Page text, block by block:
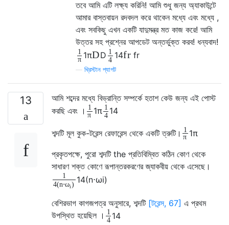
তবে আমি এটি লক্ষ্য করিনি! আমি শুধু জন্য অ্যাকাউন্টে
আমার বাস্তবায়ন রদবদল করে থাকেন মধ্যে এবং মধ্যে ,
এবং সবকিছু এখন একটি যাদুমন্ত্র মত কাজ করে! আমি
উত্তর সহ প্রশ্নের আপডেট অন্তর্ভুক্ত করব! ধন্যবাদ!
1
π 1πDD 1
4 14fr fr
খ্রিস্টান প্যাগট
13
আমি শব্দের মধ্যে বিভ্রান্তি সম্পর্কে হতাশ কেউ জন্য এই পোস্ট
করছি এবং । 1
π 1π 1
4 14
শব্দটি মূল কুক-টরেন্স রেফারেন্স থেকে একটি ত্রুটি। 1
π 1π
প্রকৃতপক্ষে, পুরো শব্দটি the প্রতিবিম্বিত কঠিন কোণ থেকে
সাধারণ শক্ত কোণে রূপান্তরকরণের জ্যাকবীয় থেকে এসেছে।
1
4(n⋅ωi)
14(n⋅ωi)
বেশিরভাগ কাগজপত্র অনুসারে, শব্দটি [টরেন্স, 67] এ প্রথম
উপস্থিত হয়েছিল । 1
4 14